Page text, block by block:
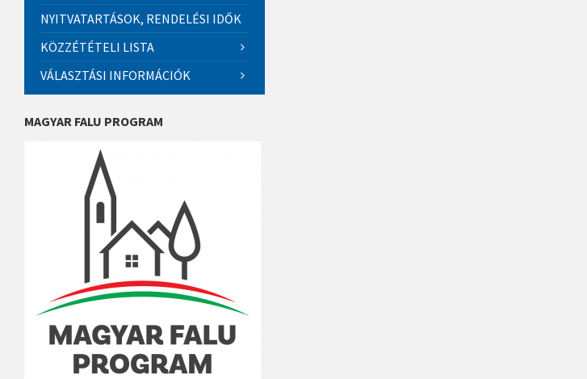
NYITVATARTÁSOK, RENDELÉSI IDŐK
KÖZZÉTÉTELI LISTA
VÁLASZTÁSI INFORMÁCIÓK
MAGYAR FALU PROGRAM